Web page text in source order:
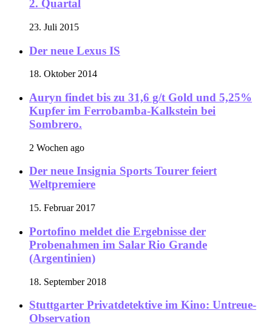
2. Quartal
23. Juli 2015
Der neue Lexus IS
18. Oktober 2014
Auryn findet bis zu 31,6 g/t Gold und 5,25%
Kupfer im Ferrobamba-Kalkstein bei
Sombrero.
2 Wochen ago
Der neue Insignia Sports Tourer feiert
Weltpremiere
15. Februar 2017
Portofino meldet die Ergebnisse der
Probenahmen im Salar Rio Grande
(Argentinien)
18. September 2018
Stuttgarter Privatdetektive im Kino: Untreue-
Observation